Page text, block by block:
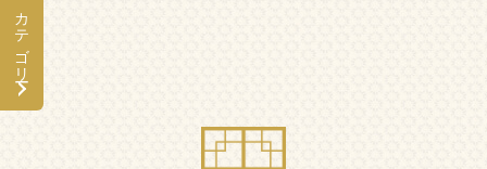
カテゴリー